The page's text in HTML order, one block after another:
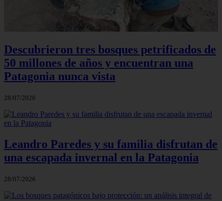
Descubrieron tres bosques petrificados de
50 millones de años y encuentran una
Patagonia nunca vista
28/07/2026
Leandro Paredes y su familia disfrutan de
una escapada invernal en la Patagonia
28/07/2026